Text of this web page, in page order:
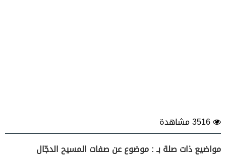
مواضيع ذات صلة بـ : موضوع عن صفات المسيح الدجّال